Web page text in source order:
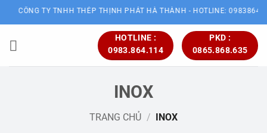
qua
dung
CÔNG TY TNHH THÉP THỊNH PHÁT HÀ THÀNH - HOTLINE: 0983864114
HOTLINE :
0983.864.114
PKD :
0865.868.635
INOX
TRANG CHỦ /
INOX